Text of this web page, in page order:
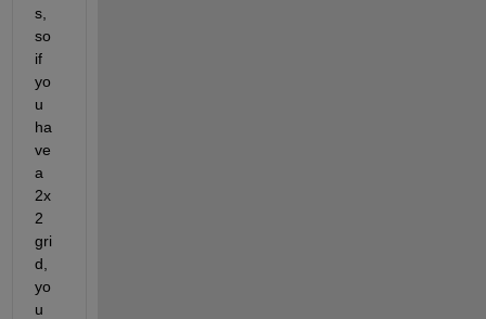
s,
so
if
yo
u
ha
ve
a
2x
2
gri
d,
yo
u